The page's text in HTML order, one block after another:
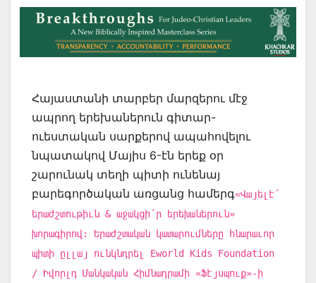
Հայաստանի տարբեր մարզերու մէջ
ապրող երեխաներուն գիտար-
ուեստական սարքերով ապահովելու
նպատակով Մայիս 6-էն երեք օր
շարունակ տեղի պիտի ունենայ
բարեգործական առցանց համերգ«Վայելէ՛
երաժշտութիւն & աջակցի՛ր երեխաներուն»
խորագիրով: Երաժշտական կատարումները հնարաւոր
պիտի ըլլայ ունկնդրել Eworld Kids Foundation
/ Իվորլդ Մանկական Հիմնադրամի «Ֆէյսպուք»-ի